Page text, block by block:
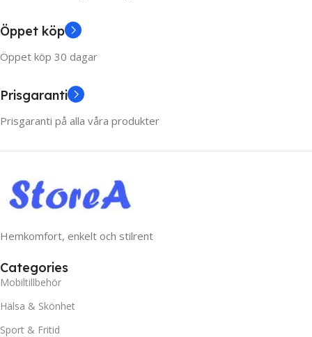
Öppet köp
Öppet köp 30 dagar
Prisgaranti
Prisgaranti på alla våra produkter
Hemkomfort, enkelt och stilrent
Categories
Mobiltillbehör
Hälsa & Skönhet
Sport & Fritid